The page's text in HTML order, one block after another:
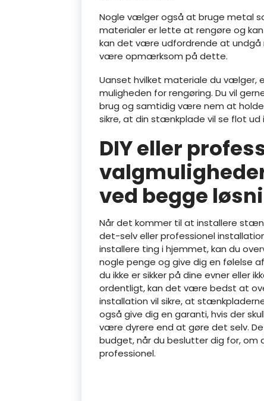
Nogle vælger også at bruge metal
materialer er lette at rengøre og
kan det være udfordrende at
være opmærksom på dette.
Uanset hvilket materiale du vælger,
muligheden for rengøring. Du vil
brug og samtidig være nem at
sikre, at din stænkplade vil se flot ud
DIY eller
ved begge
Når det kommer til at installere
det-selv eller professionel
installere ting i hjemmet, kan du
nogle penge og give dig en følelse
du ikke er sikker på dine evner eller
ordentligt, kan det være bedst at
installation vil sikre, at
også give dig en garanti, hvis der
være dyrere end at gøre det selv.
budget, når du beslutter dig for, om
professionel.